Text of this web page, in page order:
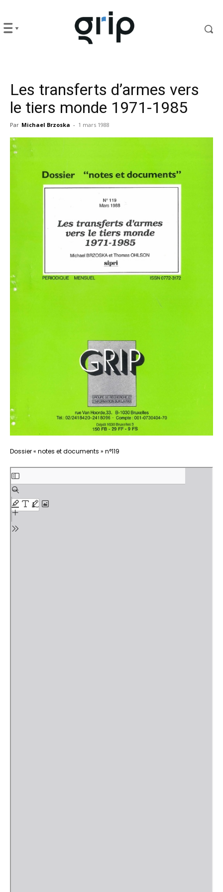
Les transferts d’armes vers
le tiers monde 1971-1985
Par Michael Brzoska - 1 mars 1988
Dossier « notes et documents » n°119
PDF